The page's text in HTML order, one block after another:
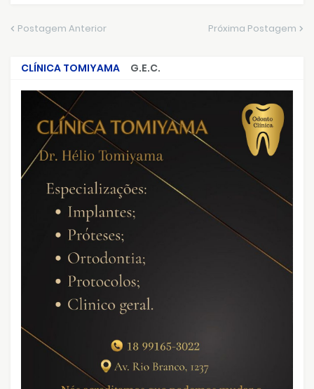
Postagem Anterior Próxima Postagem
CLÍNICA TOMIYAMA
G.E.C.
CRIMES QUE ABALARAM O BRASIL